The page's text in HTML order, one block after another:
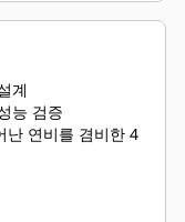
계
능 검증
난 연비를 겸비한 4